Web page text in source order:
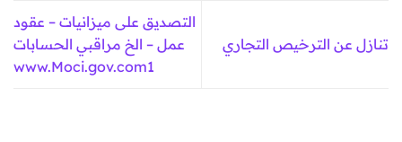
تنازل عن الترخيص التجاري
التصديق على ميزانيات – عقود
عمل – الخ مراقبي الحسابات
www.Moci.gov.com1